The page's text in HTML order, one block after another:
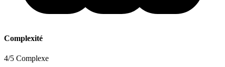
Complexité
4/5 Complexe